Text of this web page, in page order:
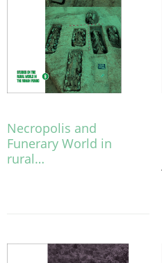
Necropolis and
Funerary World in
rural…
variants.